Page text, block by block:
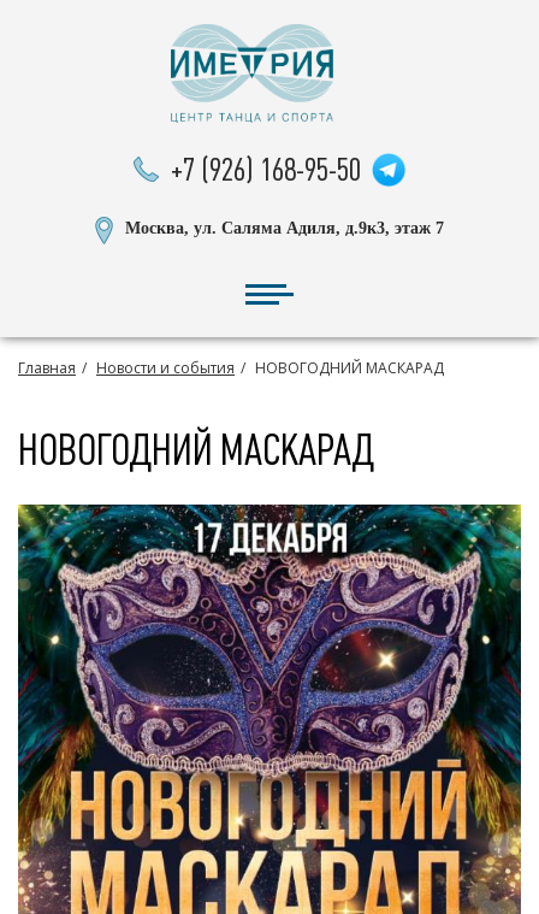
+7 (926) 168-95-50
Москва, ул. Саляма Адиля, д.9к3, этаж 7
Главная Новости и события НОВОГОДНИЙ МАСКАРАД
НОВОГОДНИЙ МАСКАРАД